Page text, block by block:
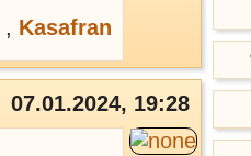
, Kasafran
07.01.2024, 19:28